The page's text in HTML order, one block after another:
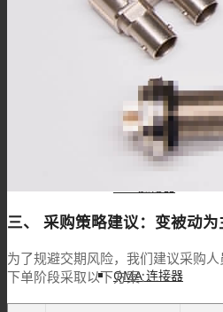
IPEX连接器
L9(1.6/5.6)连接器
QMA 连接器
三、 采购策略建议：变被动为
为了规避交期风险，我们建议采购
下单阶段采取以下方案：